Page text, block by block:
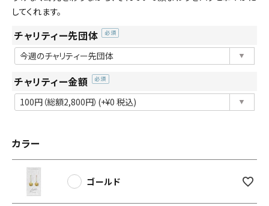
してくれます。
チャリティー先団体
(必
須)
チャリティー金額
(必
須)
カラー
ゴールド